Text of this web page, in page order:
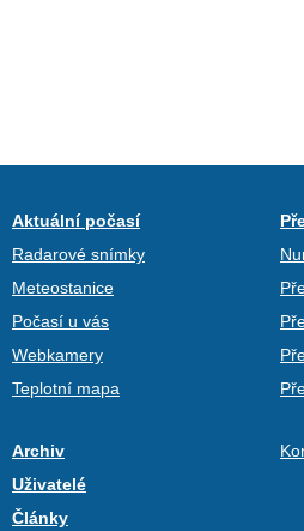
Aktuální počasí
Radarové snímky
Meteostanice
Počasí u vás
Webkamery
Teplotní mapa
Archiv
Uživatelé
Články